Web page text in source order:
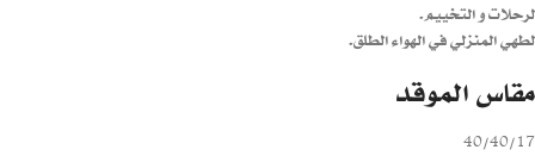
لرحلات و التخييم.
لطهي المنزلي في الهواء الطلق.
مقاس الموقد
40/40/17